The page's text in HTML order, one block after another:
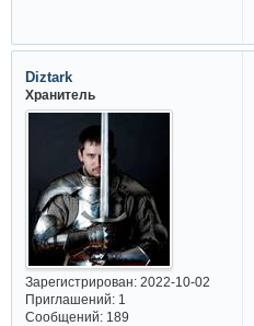
Diztark
Хранитель
Зарегистрирован: 2022-10-02
Приглашений:1
Сообщений:189